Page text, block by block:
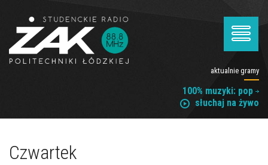
aktualnie gramy
100% muzyki: pop
słuchaj na żywo
Czwartek